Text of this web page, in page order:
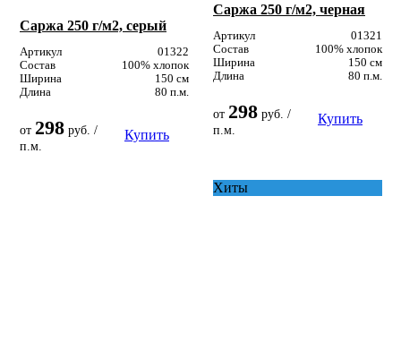
Саржа 250 г/м2, серый
Артикул
01322
Состав
100% хлопок
Ширина
150 см
Длина
80 п.м.
от 298 руб. /
п.м.
Купить
Саржа 250 г/м2, черная
Артикул
01321
Состав
100% хлопок
Ширина
150 см
Длина
80 п.м.
от 298 руб. /
п.м.
Купить
Хиты